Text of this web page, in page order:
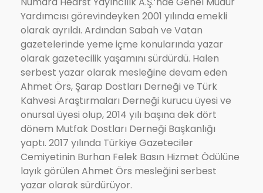
Yardımcısı görevindeyken 2001 yılında emekli
olarak ayrıldı. Ardından Sabah ve Vatan
gazetelerinde yeme içme konularında yazar
olarak gazetecilik yaşamını sürdürdü. Halen
serbest yazar olarak mesleğine devam eden
Ahmet Örs, Şarap Dostları Derneği ve Türk
Kahvesi Araştırmaları Derneği kurucu üyesi ve
onursal üyesi olup, 2014 yılı başına dek dört
dönem Mutfak Dostları Derneği Başkanlığı
yaptı. 2017 yılında Türkiye Gazeteciler
Cemiyetinin Burhan Felek Basın Hizmet Ödülüne
layık görülen Ahmet Örs mesleğini serbest
yazar olarak sürdürüyor.